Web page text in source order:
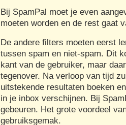
Bij SpamPal moet je even
moeten worden en de rest gaat
De andere filters moeten eerst
tussen spam en niet-spam. Dit
kant van de gebruiker, maar
tegenover. Na verloop van tijd
uitstekende resultaten boeken
in je inbox verschijnen. Bij
gebeuren. Het grote voordeel
gebruiksgemak.